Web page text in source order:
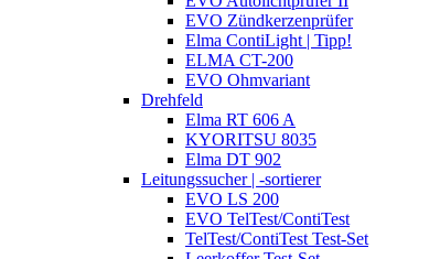
EVO Zündkerzenprüfer
Elma ContiLight | Tipp!
ELMA CT-200
EVO Ohmvariant
Drehfeld
Elma RT 606 A
KYORITSU 8035
Elma DT 902
Leitungssucher | -sortierer
EVO LS 200
EVO TelTest/ContiTest
TelTest/ContiTest Test-Set